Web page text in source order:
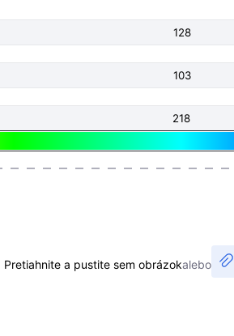
Pretiahnite a pustite sem obrázokalebo